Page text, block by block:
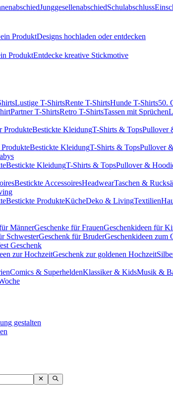
JunggesellenabschiedSchulabschluss
ProduktDesigns hochladen oder entdecken
ProduktEntdecke kreative Stickmotive
Lustige T-ShirtsRente T-ShirtsHunde T-Shirts50.
Partner T-ShirtsRetro T-ShirtsTassen mit Sprüchen
ProdukteBestickte KleidungT-Shirts & TopsPullover
Bestickte KleidungT-Shirts & TopsPullover
Bestickte KleidungT-Shirts & TopsPullover &
Bestickte AccessoiresHeadwearTaschen &
Bestickte ProdukteKücheDeko & LivingTextilien
MännerGeschenke für FrauenGeschenkideen für
SchwesterGeschenk für BruderGeschenkideen zum
Geschenk
zur HochzeitGeschenk zur goldenen Hochzeit
Comics & SuperheldenKlassiker & KidsMusik &
gestalten